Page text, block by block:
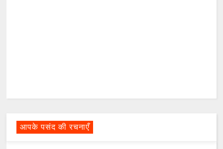
आपके पसंद की रचनाएँ